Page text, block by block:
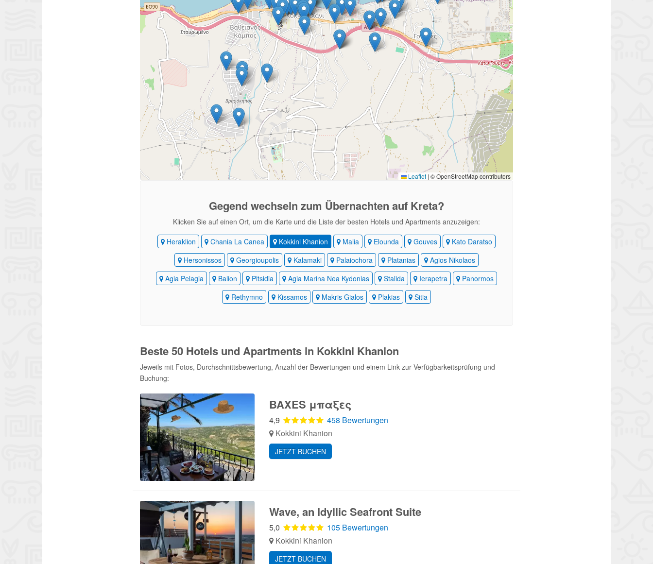
Leaflet | © OpenStreetMap contributors
Gegend wechseln zum Übernachten auf Kreta?
Klicken Sie auf einen Ort, um die Karte und die Liste der besten Hotels und Apartments anzuzeigen:
Heraklion Chania La Canea Kokkini Khanion Malia Elounda Gouves
Kato Daratso
Hersonissos
Georgioupolis Kalamaki Palaiochora Platanias
Agios Nikolaos
Agia Pelagia
Balion Pitsidia Agia Marina Nea Kydonias Stalida Ierapetra
Panormos
Rethymno
Kissamos Makris Gialos Plakias Sitia
Beste 50 Hotels und Apartments in Kokkini Khanion
Jeweils mit Fotos, Durchschnittsbewertung, Anzahl der Bewertungen und einem Link zur Verfügbarkeitsprüfung und
Buchung:
BAXES μπαξες
4,9
458 Bewertungen
Kokkini Khanion
JETZT BUCHEN
Wave, an Idyllic Seafront Suite
5,0
105 Bewertungen
Kokkini Khanion
JETZT BUCHEN